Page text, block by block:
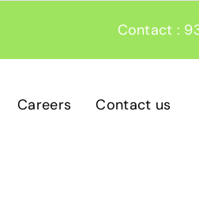
Contact :
Careers Contact us